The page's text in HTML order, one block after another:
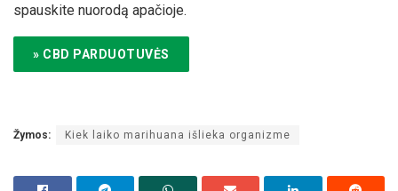
spauskite nuorodą apačioje.
» CBD PARDUOTUVĖS
Žymos: Kiek laiko marihuana išlieka organizme